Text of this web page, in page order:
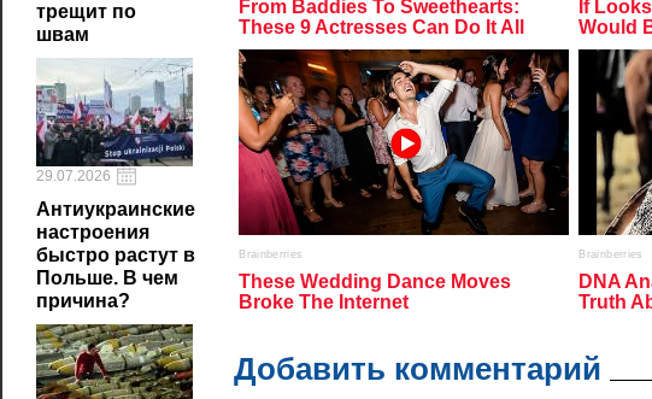
трещит по
швам
29.07.2026
Антиукраинские
настроения
быстро растут в
Польше. В чем
причина?
Добавить комментарий